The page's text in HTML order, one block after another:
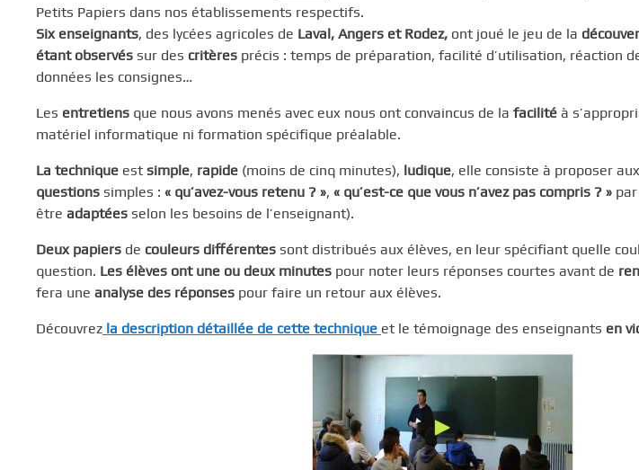
Petits Papiers dans nos établissements respectifs.
Six enseignants, des lycées agricoles de Laval, Angers et Rodez, ont joué le jeu de la
étant observés sur des critères précis : temps de préparation, facilité d’utilisation, réaction
données les consignes…
Les entretiens que nous avons menés avec eux nous ont convaincus de la facilité à
matériel informatique ni formation spécifique préalable.
La technique est simple, rapide (moins de cinq minutes), ludique, elle consiste à proposer
questions simples : « qu’avez-vous retenu ? », « qu’est-ce que vous n’avez pas compris ? »
être adaptées selon les besoins de l’enseignant).
Deux papiers de couleurs différentes sont distribués aux élèves, en leur spécifiant quelle
question. Les élèves ont une ou deux minutes pour noter leurs réponses courtes avant de
fera une analyse des réponses pour faire un retour aux élèves.
Découvrez la description détaillée de cette technique et le témoignage des enseignants en